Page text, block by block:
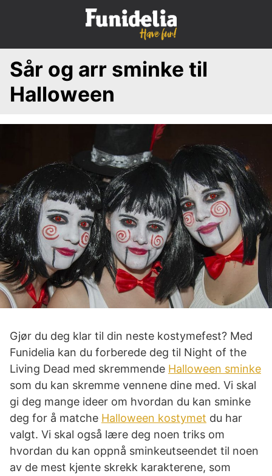
p
n
Sår og arr sminke til
Halloween
Gjør du deg klar til din neste kostymefest? Med
Funidelia kan du forberede deg til Night of the
Living Dead med skremmende Halloween sminke
som du kan skremme vennene dine med. Vi skal
gi deg mange ideer om hvordan du kan sminke
deg for å matche Halloween kostymet du har
valgt. Vi skal også lære deg noen triks om
hvordan du kan oppnå sminkeutseendet til noen
av de mest kjente skrekk karakterene, som